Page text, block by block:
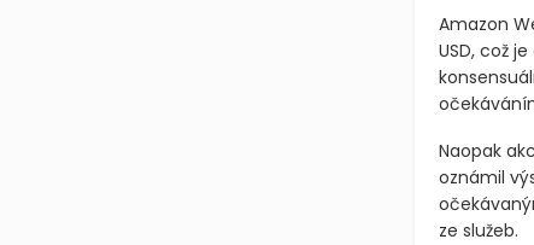
Amazon
USD, což
Naopak
oznámil
ze služeb.